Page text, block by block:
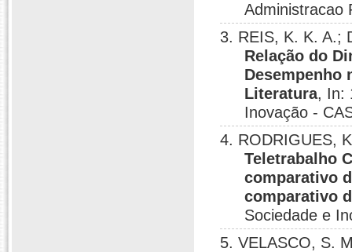
Administracao
3. REIS, K. K. A.;
Relação do
Desempenho
Literatura, In:
Inovação -
4. RODRIGUES,
Teletrabalho
comparativo
comparativo
Sociedade e
5. VELASCO, S.